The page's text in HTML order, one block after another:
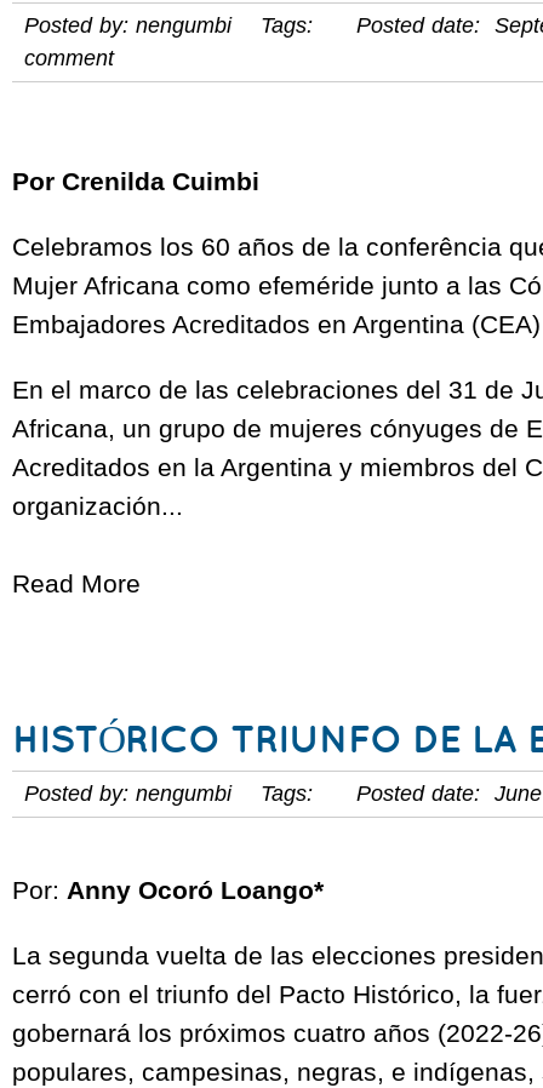
Posted by: nengumbi Tags: Posted date:
comment
Por Crenilda Cuimbi
Celebramos los 60 años de la conferência
Mujer Africana como efeméride junto a las
Embajadores Acreditados en Argentina
En el marco de las celebraciones del 31 de
Africana, un grupo de mujeres cónyuges de
Acreditados en la Argentina y miembros del
organización...
Read More
HISTÓRICO TRIUNFO DE LA
Posted by: nengumbi Tags: Posted date: June
Por: Anny Ocoró Loango*
La segunda vuelta de las elecciones
cerró con el triunfo del Pacto Histórico, la
gobernará los próximos cuatro años (2022-
populares, campesinas, negras, e